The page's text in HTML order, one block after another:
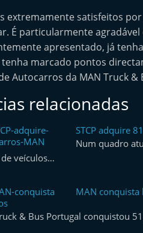
extremamente satisfeitos
É particularmente
apresentado, já
tenha marcado pontos
Autocarros da MAN Truck &
relacionadas
STCP adquire
Num quadro
veículos…
MAN conquista
& Bus Portugal conquistou